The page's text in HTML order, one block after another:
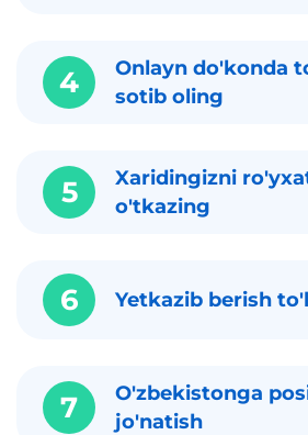
4
Onlayn do'konda
sotib oling
5
Xaridingizni
o'tkazing
6 Yetkazib berish
7
O'zbekistonga
jo'natish